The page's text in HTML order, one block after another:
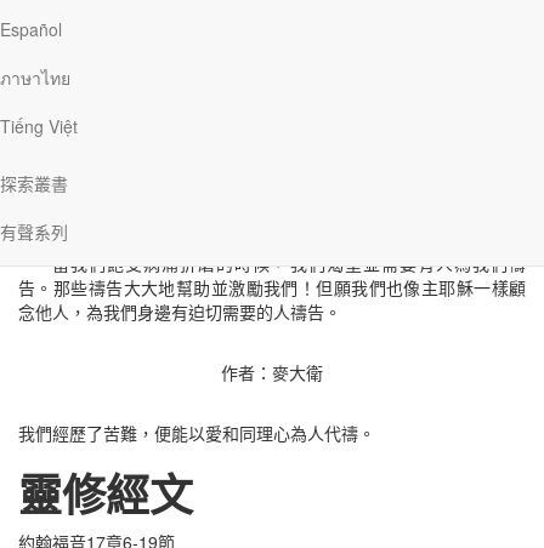
Español
ภาษาไทย
Tiếng Việt
探索叢書
有聲系列
裡，他仍為周遭那些有需要的人禱告，也和他們一同禱告。
耶穌在猶大背叛祂的幾個小時之前，為祂的門徒禱告說：「現
父啊，祢已經把祢的名賜給我，求祢用這名的大能保護他們，使他
下來會發生什麼事，但祂卻不顧惜自己，反倒掛念祂的跟隨者和朋
當我們飽受病痛折磨的時候，我們渴望並需要有人為我們禱
告。那些禱告大大地幫助並激勵我們！但願我們也像主耶穌一樣顧
念他人，為我們身邊有迫切需要的人禱告。
作者：麥大衛
我們經歷了苦難，便能以愛和同理心為人代禱。
靈修經文
約翰福音17章6-19節